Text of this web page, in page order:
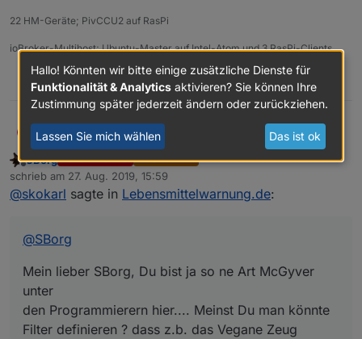
22 HM-Geräte; PivCCU2 auf RasPi
ioBroker-Multihost; Ubuntu-Master auf Intel-Atom und 3 RasPi-Clients
skokarl@ SBorg
Mein lieber SBorg, Du bist ja so ne Art McGyver unter
den Programmierern hier.... Meinst Du man könnte
Filter definieren ? dass z.b. das Vegane Zeug rausfällt
Offline
SBorg FORUM TESTING MOST ACTIVE
schrieb am 27. Aug. 2019, 15:59
zuletzt editiert von
@skokarl sagte in Lebensmittelwarnung.de:
@SBorg
Mein lieber SBorg, Du bist ja so ne Art McGyver
unter
den Programmierern hier.... Meinst Du man könnte
Filter definieren ? dass z.b. das Vegane Zeug
Hallo! Könnten wir bitte einige zusätzliche Dienste für
Funktionalität & Analytics aktivieren? Sie können Ihre
Zustimmung später jederzeit ändern oder zurückziehen.
Lassen Sie mich wählen Das ist ok